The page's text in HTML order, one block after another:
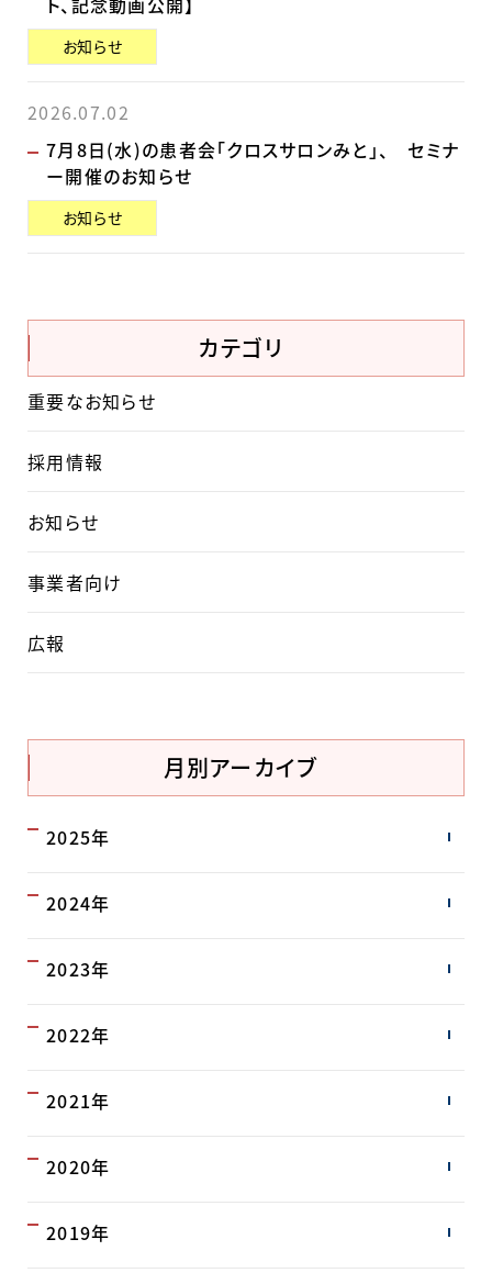
お知らせ
2026.07.02
7月8日(水)の患者会「クロスサロンみと」、 セミナ
ー開催のお知らせ
お知らせ
カテゴリ
重要なお知らせ
採用情報
お知らせ
事業者向け
広報
月別アーカイブ
2025年
2024年
2023年
2022年
2021年
2020年
2019年